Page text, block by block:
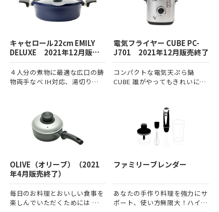
キャセロール22cm EMILY
DELUXE 2021年12月販売
終了
４人分の煮物に最適な広口の鋳
物両手なべ IH対応、湯切り
セラミック塗装です。 熱伝導率
が高く、保温性の良いアルミ鋳
物製で無水料理も可能…
電気フライヤー CUBE PC-
J701 2021年12月販売終了
コンパクトな電気天ぷら鍋
CUBE 誰がやってもきれいに揚
以上のロングセラーで５回のフ
ルモデルチェンジを経て好評を
頂いています。累計販売数量は
何と100万台を大…
OLIVE（オリーブ）（2021
年4月販売終了）
毎日のお料理とおいしい食事を
楽しんでいただくためには 料
ファミリーブレンダー
あなたの手作り料理を強力にサ
ポート、使い方無限大！ハイパ